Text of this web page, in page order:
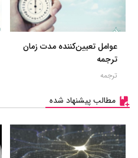
عوامل تعیین‌کننده مدت زمان
ترجمه
ترجمه
مطالب پیشنهاد شده